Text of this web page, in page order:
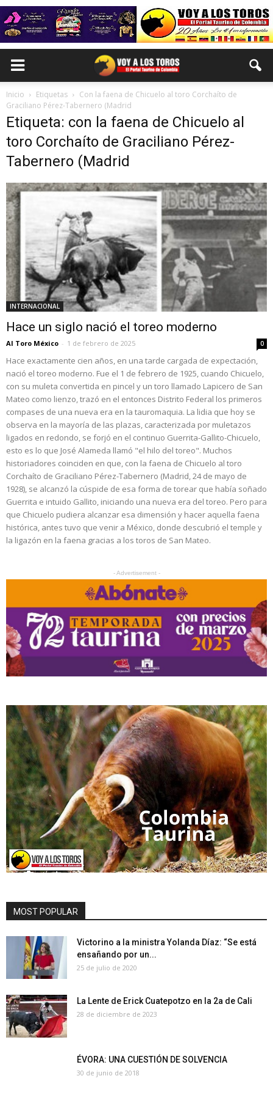
Inicio Etiquetas
Con la faena de Chicuelo al toro Corchaíto de
Graciliano Pérez-Tabernero (Madrid
Etiqueta: con la faena de Chicuelo al
toro Corchaíto de Graciliano Pérez-
Tabernero (Madrid
INTERNACIONAL
Hace un siglo nació el toreo moderno
Al Toro México - 1 de febrero de 2025 0
Hace exactamente cien años, en una tarde cargada de expectación,
nació el toreo moderno. Fue el 1 de febrero de 1925, cuando Chicuelo,
con su muleta convertida en pincel y un toro llamado Lapicero de San
Mateo como lienzo, trazó en el entonces Distrito Federal los primeros
compases de una nueva era en la tauromaquia. La lidia que hoy se
observa en la mayoría de las plazas, caracterizada por muletazos
ligados en redondo, se forjó en el continuo Guerrita-Gallito-Chicuelo,
esto es lo que José Alameda llamó "el hilo del toreo". Muchos
historiadores coinciden en que, con la faena de Chicuelo al toro
Corchaíto de Graciliano Pérez-Tabernero (Madrid, 24 de mayo de
1928), se alcanzó la cúspide de esa forma de torear que había soñado
Guerrita e intuido Gallito, iniciando una nueva era del toreo. Pero para
que Chicuelo pudiera alcanzar esa dimensión y hacer aquella faena
histórica, antes tuvo que venir a México, donde descubrió el temple y
la ligazón en la faena gracias a los toros de San Mateo.
- Advertisement -
MOST POPULAR
Victorino a la ministra Yolanda Díaz: “Se está
ensañando por un...
25 de julio de 2020
La Lente de Erick Cuatepotzo en la 2a de Cali
28 de diciembre de 2023
ÉVORA: UNA CUESTIÓN DE SOLVENCIA
30 de junio de 2018